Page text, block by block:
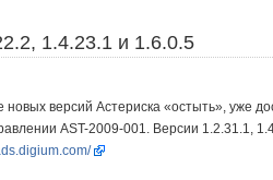
1.4.23.1 и 1.6.0.5
версий Астериска «остыть», уже
AST-2009-001. Версии 1.2.31.1,